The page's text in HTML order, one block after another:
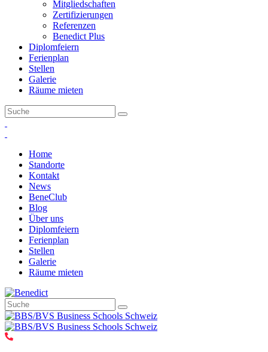
Mitgliedschaften
Zertifizierungen
Referenzen
Benedict Plus
Diplomfeiern
Ferienplan
Stellen
Galerie
Räume mieten
Home
Standorte
Kontakt
News
BeneClub
Blog
Über uns
Diplomfeiern
Ferienplan
Stellen
Galerie
Räume mieten